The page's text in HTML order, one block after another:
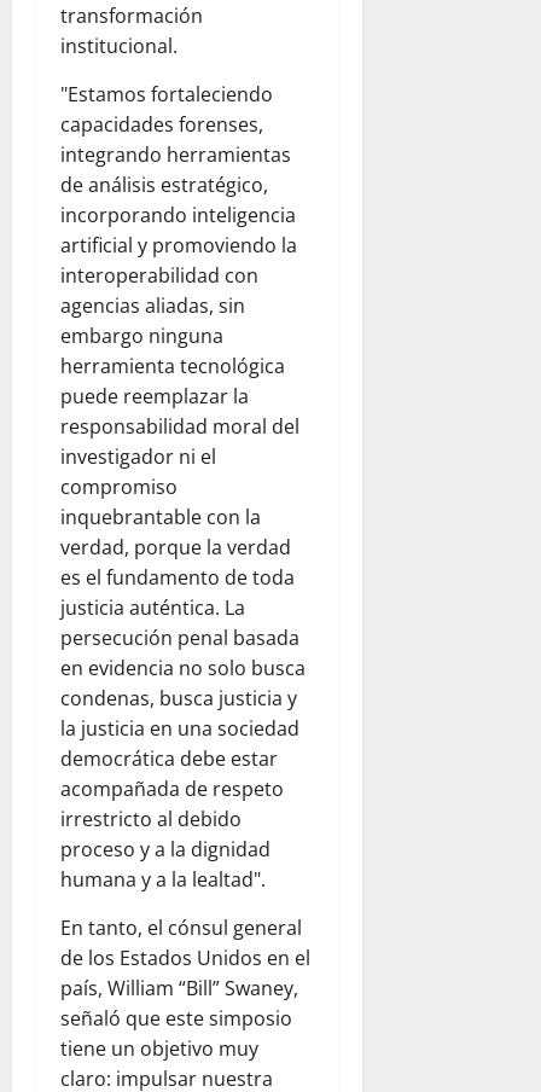
transformación
institucional.
"Estamos fortaleciendo
capacidades forenses,
integrando herramientas
de análisis estratégico,
incorporando inteligencia
artificial y promoviendo la
interoperabilidad con
agencias aliadas, sin
embargo ninguna
herramienta tecnológica
puede reemplazar la
responsabilidad moral del
investigador ni el
compromiso
inquebrantable con la
verdad, porque la verdad
es el fundamento de toda
justicia auténtica. La
persecución penal basada
en evidencia no solo busca
condenas, busca justicia y
la justicia en una sociedad
democrática debe estar
acompañada de respeto
irrestricto al debido
proceso y a la dignidad
humana y a la lealtad".
En tanto, el cónsul general
de los Estados Unidos en el
país, William “Bill” Swaney,
señaló que este simposio
tiene un objetivo muy
claro: impulsar nuestra